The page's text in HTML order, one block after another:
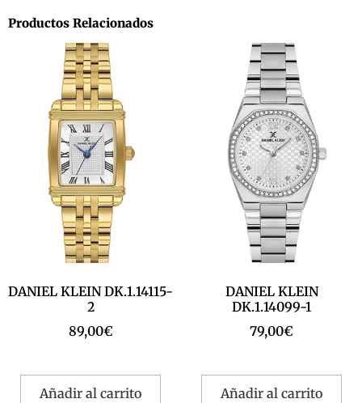
Productos Relacionados
DANIEL KLEIN DK.1.14115-
2
89,00€
Añadir al carrito
DANIEL KLEIN
DK.1.14099-1
79,00€
Añadir al carrito